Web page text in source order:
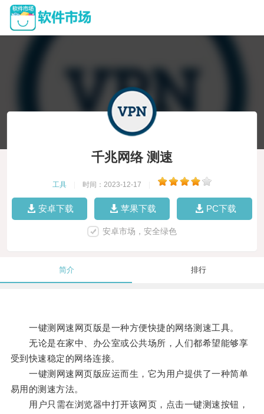
千兆网络 测速
工具 时间：2023-12-17
安卓下载 苹果下载 PC下载
安卓市场，安全绿色
简介 排行
一键测网速网页版是一种方便快捷的网络测速工具。
无论是在家中、办公室或公共场所，人们都希望能够享
受到快速稳定的网络连接。
一键测网速网页版应运而生，它为用户提供了一种简单
易用的测速方法。
用户只需在浏览器中打开该网页，点击一键测速按钮，